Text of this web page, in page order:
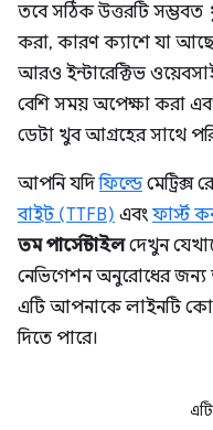
তবে সঠিক উত্তরটি সম্ভবত
করা, কারণ ক্যাশে যা
আরও ইন্টারেক্টিভ
বেশি সময় অপেক্ষা করা
ডেটা খুব আগ্রহের সাথে
আপনি যদিফিল্ডেমেট্রিক্স
বাইট (TTFB) এবং ফার্স্ট
তম পার্সেন্টাইলদেখুন
নেভিগেশন অনুরোধের জন্য
এটি আপনাকে লাইনটি
দিতে পারে।